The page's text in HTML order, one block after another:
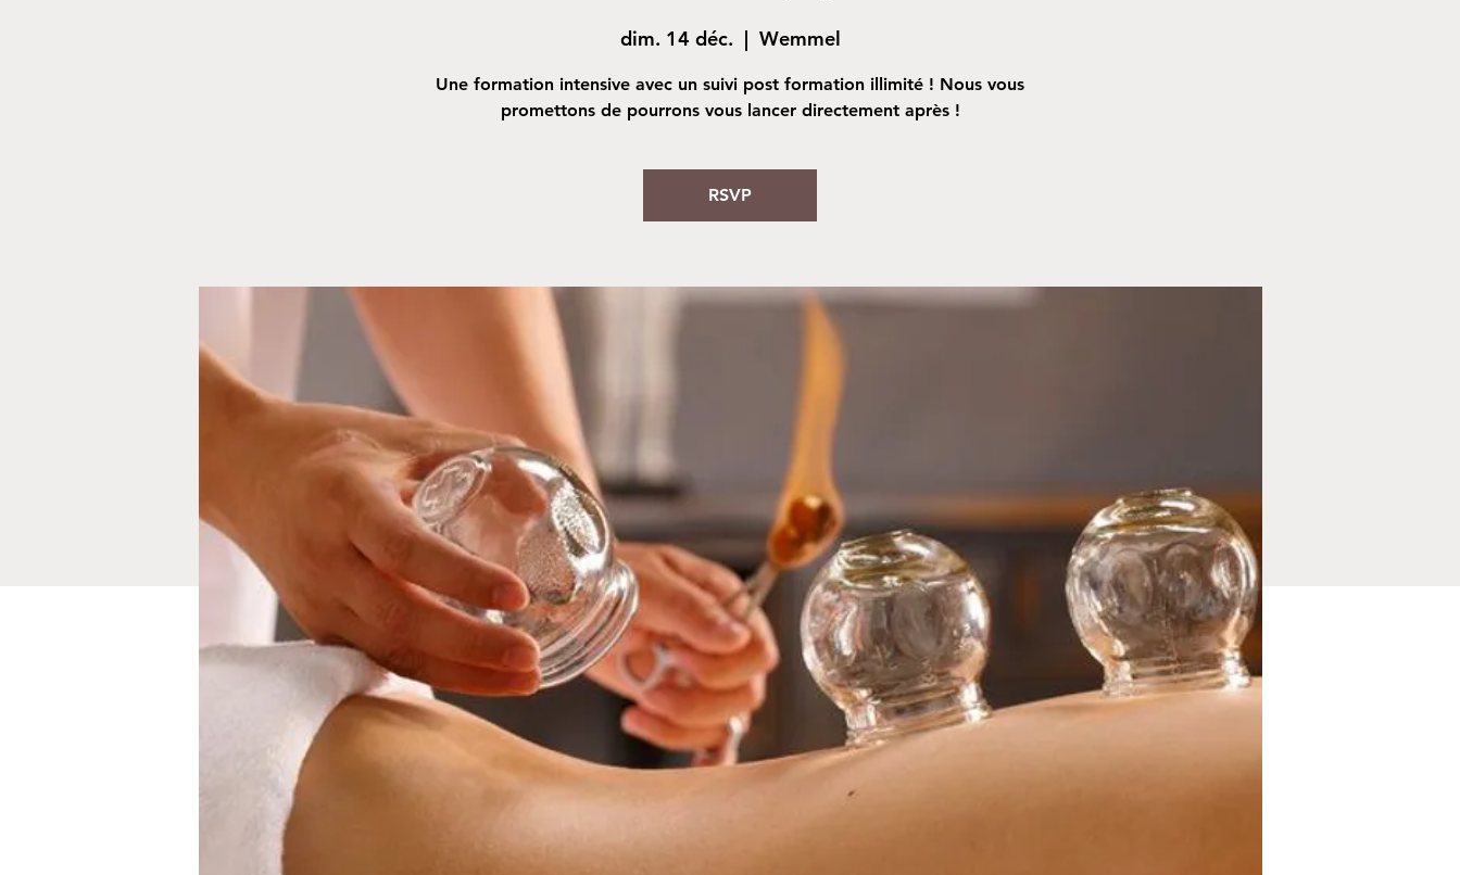
dim. 14 déc.
  |
Wemmel
Une formation intensive avec un suivi post formation illimité ! Nous vous
promettons de pourrons vous lancer directement après !
RSVP